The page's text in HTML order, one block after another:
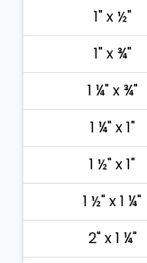
1" x ½"
1" x ¾"
1 ¼" x ¾"
1 ¼" x 1"
1 ½" x 1"
1 ½" x 1 ¼"
2" x 1 ¼"